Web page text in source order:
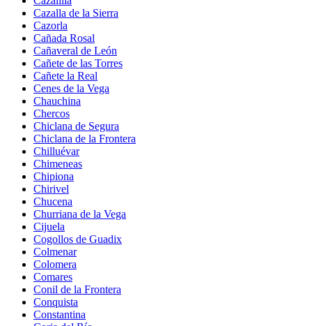
Cazalla de la Sierra
Cazorla
Cañada Rosal
Cañaveral de León
Cañete de las Torres
Cañete la Real
Cenes de la Vega
Chauchina
Chercos
Chiclana de Segura
Chiclana de la Frontera
Chilluévar
Chimeneas
Chipiona
Chirivel
Chucena
Churriana de la Vega
Cijuela
Cogollos de Guadix
Colmenar
Colomera
Comares
Conil de la Frontera
Conquista
Constantina